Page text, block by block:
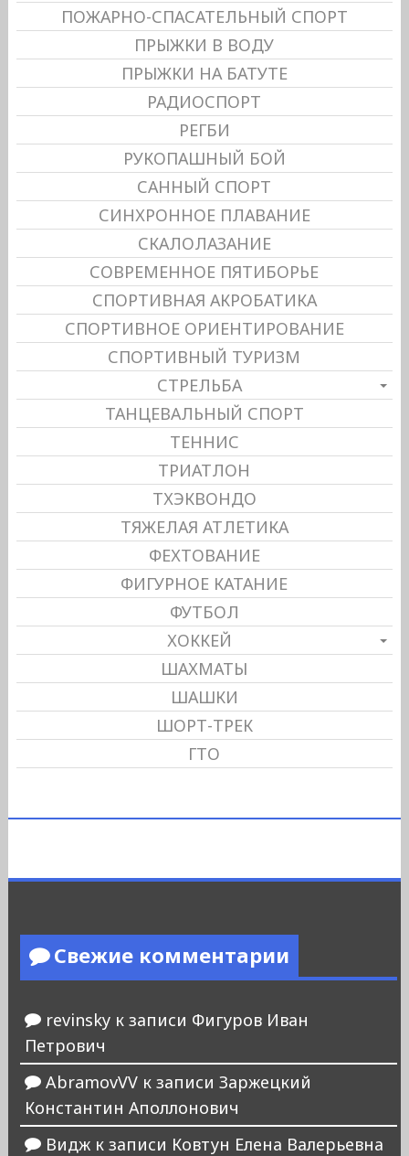
ПОЖАРНО-СПАСАТЕЛЬНЫЙ СПОРТ
ПРЫЖКИ В ВОДУ
ПРЫЖКИ НА БАТУТЕ
РАДИОСПОРТ
РЕГБИ
РУКОПАШНЫЙ БОЙ
САННЫЙ СПОРТ
СИНХРОННОЕ ПЛАВАНИЕ
СКАЛОЛАЗАНИЕ
СОВРЕМЕННОЕ ПЯТИБОРЬЕ
СПОРТИВНАЯ АКРОБАТИКА
СПОРТИВНОЕ ОРИЕНТИРОВАНИЕ
СПОРТИВНЫЙ ТУРИЗМ
СТРЕЛЬБА
ТАНЦЕВАЛЬНЫЙ СПОРТ
ТЕННИС
ТРИАТЛОН
ТХЭКВОНДО
ТЯЖЕЛАЯ АТЛЕТИКА
ФЕХТОВАНИЕ
ФИГУРНОЕ КАТАНИЕ
ФУТБОЛ
ХОККЕЙ
ШАХМАТЫ
ШАШКИ
ШОРТ-ТРЕК
ГТО
Свежие комментарии
revinskyк записи Фигуров Иван
Петрович
AbramovVVк записи Заржецкий
Константин Аполлонович
Виджк записи Ковтун Елена Валерьевна